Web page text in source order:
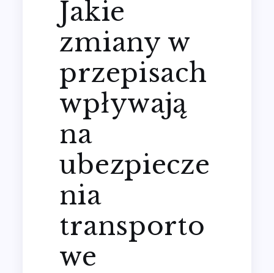
Jakie
zmiany w
przepisach
wpływają
na
ubezpiecze
nia
transporto
we